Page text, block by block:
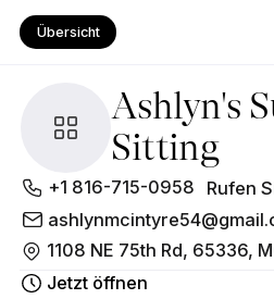
Übersicht
Ashlyn's
Sitting
Über
Ashlyn's
Sunflower
+1 816-715-0958
Rufen
1108 NE 75th
Jetzt öffnen